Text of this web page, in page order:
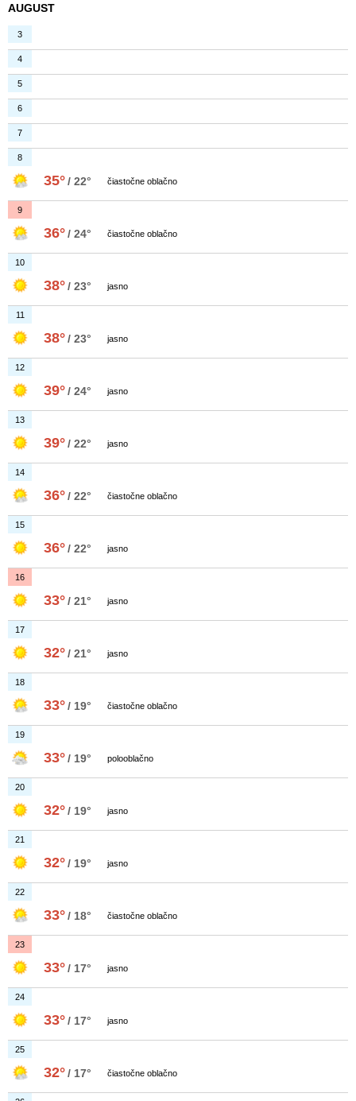
AUGUST
3
4
5
6
7
8
35°/ 22° čiastočne oblačno
9
36°/ 24° čiastočne oblačno
10
38°/ 23° jasno
11
38°/ 23° jasno
12
39°/ 24° jasno
13
39°/ 22° jasno
14
36°/ 22° čiastočne oblačno
15
36°/ 22° jasno
16
33°/ 21° jasno
17
32°/ 21° jasno
18
33°/ 19° čiastočne oblačno
19
33°/ 19° polooblačno
20
32°/ 19° jasno
21
32°/ 19° jasno
22
33°/ 18° čiastočne oblačno
23
33°/ 17° jasno
24
33°/ 17° jasno
25
32°/ 17° čiastočne oblačno